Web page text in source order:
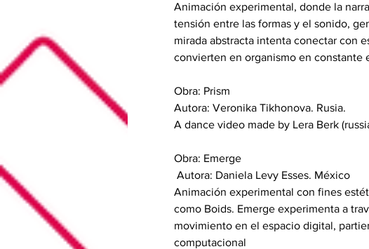
Animación experimental, donde la
tensión entre las formas y el sonido,
mirada abstracta intenta conectar con
convierten en organismo en constante
Obra: Prism
Autora: Veronika Tikhonova. Rusia.
A dance video made by Lera Berk
Obra: Emerge
Autora: Daniela Levy Esses. México
Animación experimental con fines
como Boids. Emerge experimenta a
movimiento en el espacio digital,
computacional